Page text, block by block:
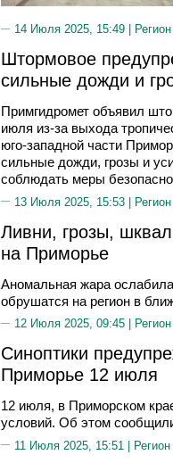
14 Июля 2025, 15:49 |
Штормовое
сильные дожди и
Примгидромет объявил
июля из-за выхода
юго-западной части
сильные дожди, грозы и
соблюдать меры
13 Июля 2025, 15:53 |
Ливни, грозы,
на Приморье
Аномальная жара
обрушатся на регион в
12 Июля 2025, 09:45 |
Синоптики
Приморье 12 июля
12 июля, в Приморском
условий. Об этом
11 Июля 2025, 15:51 |